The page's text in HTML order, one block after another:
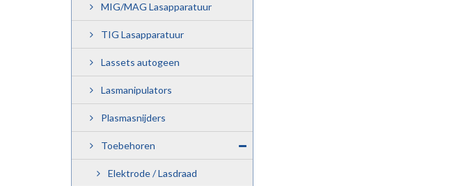
MIG/MAG Lasapparatuur
TIG Lasapparatuur
Lassets autogeen
Lasmanipulators
Plasmasnijders
Toebehoren
Elektrode / Lasdraad